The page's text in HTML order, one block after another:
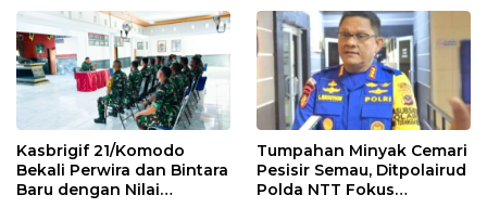
Kasbrigif 21/Komodo
Bekali Perwira dan Bintara
Baru dengan Nilai
Tumpahan Minyak Cemari
Pesisir Semau, Ditpolairud
Polda NTT Fokus